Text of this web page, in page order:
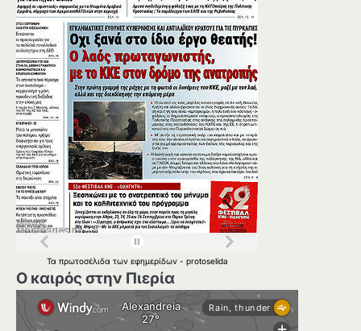
Τα πρωτοσέλιδα των εφημερίδων - protoselida
Ο καιρός στην Πιερία